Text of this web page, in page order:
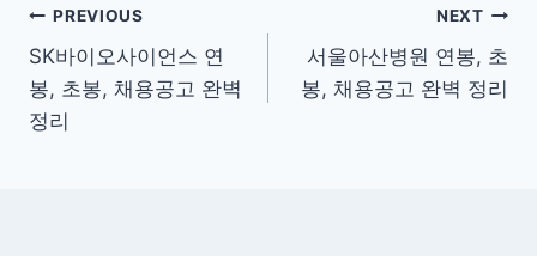
글
탐
색
PREVIOUS
SK바이오사이언스 연
봉, 초봉, 채용공고 완벽
정리
NEXT
서울아산병원 연봉, 초
봉, 채용공고 완벽 정리